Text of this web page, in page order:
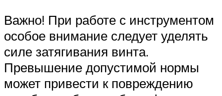
Важно! При работе с инструментом
особое внимание следует уделять
силе затягивания винта.
Превышение допустимой нормы
может привести к повреждению